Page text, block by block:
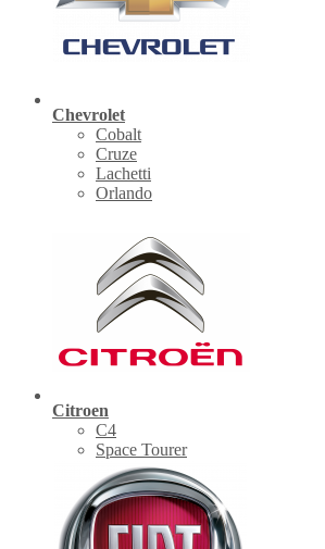
Chevrolet
Cobalt
Cruze
Lachetti
Orlando
Citroen
C4
Space Tourer